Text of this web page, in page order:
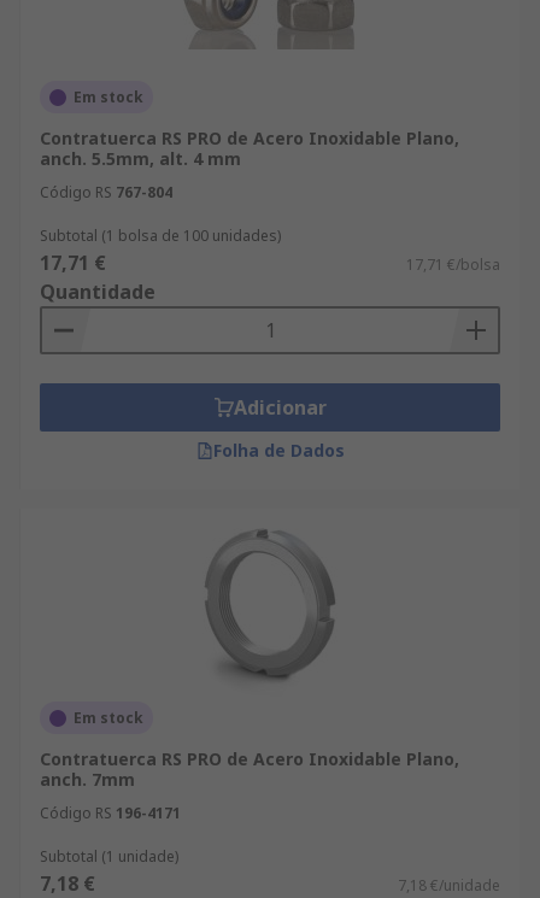
Em stock
Contratuerca RS PRO de Acero Inoxidable Plano,
anch. 5.5mm, alt. 4 mm
Código RS 767-804
Subtotal (1 bolsa de 100 unidades)
17,71 € 17,71 €/bolsa
Quantidade
Adicionar
Folha de Dados
Em stock
Contratuerca RS PRO de Acero Inoxidable Plano,
anch. 7mm
Código RS 196-4171
Subtotal (1 unidade)
7,18 € 7,18 €/unidade